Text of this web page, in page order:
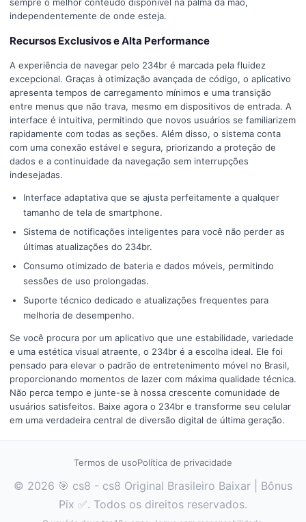
independentemente de onde esteja.
Recursos Exclusivos e Alta Performance
A experiência de navegar pelo 234br é marcada pela fluidez
excepcional. Graças à otimização avançada de código, o aplicativo
apresenta tempos de carregamento mínimos e uma transição
entre menus que não trava, mesmo em dispositivos de entrada. A
interface é intuitiva, permitindo que novos usuários se familiarizem
rapidamente com todas as seções. Além disso, o sistema conta
com uma conexão estável e segura, priorizando a proteção de
dados e a continuidade da navegação sem interrupções
indesejadas.
Interface adaptativa que se ajusta perfeitamente a qualquer
tamanho de tela de smartphone.
Sistema de notificações inteligentes para você não perder as
últimas atualizações do 234br.
Consumo otimizado de bateria e dados móveis, permitindo
sessões de uso prolongadas.
Suporte técnico dedicado e atualizações frequentes para
melhoria de desempenho.
Se você procura por um aplicativo que une estabilidade, variedade
e uma estética visual atraente, o 234br é a escolha ideal. Ele foi
pensado para elevar o padrão de entretenimento móvel no Brasil,
proporcionando momentos de lazer com máxima qualidade técnica.
Não perca tempo e junte-se à nossa crescente comunidade de
usuários satisfeitos. Baixe agora o 234br e transforme seu celular
em uma verdadeira central de diversão digital de última geração.
Termos de usoPolítica de privacidade
© 2026 🎯 cs8 - cs8 Original Brasileiro Baixar | Bônus
Pix ✅. Todos os direitos reservados.